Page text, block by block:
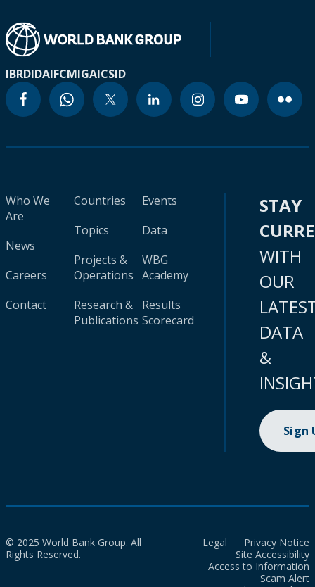
IBRDIDAIFCMIGAICSID
Who We
Are
News
Careers
Contact
Countries
Topics
Projects &
Operations
Research &
Publications
Events
Data
WBG
Academy
Results
Scorecard
STAY
WITH
OUR
DATA
&
Sign
© 2025 World Bank Group. All
Rights Reserved.
Legal
Privacy Notice
Site Accessibility
Access to Information
Scam Alert